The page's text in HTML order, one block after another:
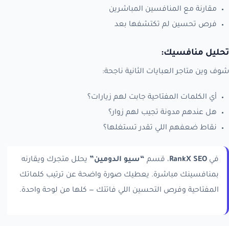
مقارنة مع المنافسين المباشرين
فرص تحسين لم تكتشفها بعد
تحليل منافسيك:
شوف وين متاجر العبايات الثانية ناجحة:
أي الكلمات المفتاحية جابت لهم زيارات؟
هل عندهم مدونة تجيب لهم زوار؟
نقاط ضعفهم اللي تقدر تستغلها؟
في RankX SEO، قسم “سيو الدومين” يحلل متجرك ويقارنه
بمنافسينك مباشرة. يعطيك صورة واضحة عن ترتيب كلماتك
المفتاحية وفرص التحسين اللي فاتتك — كلها من لوحة واحدة.